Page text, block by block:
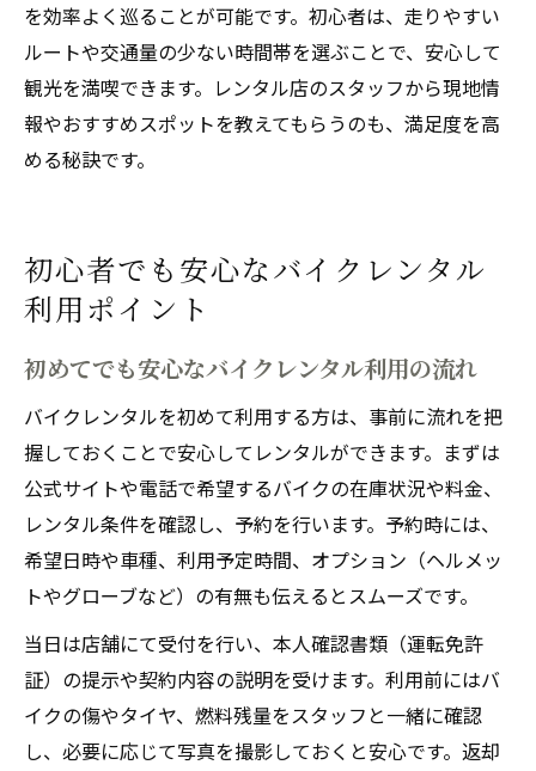
を効率よく巡ることが可能です。初心者は、走りやすい
ルートや交通量の少ない時間帯を選ぶことで、安心して
観光を満喫できます。レンタル店のスタッフから現地情
報やおすすめスポットを教えてもらうのも、満足度を高
める秘訣です。
初心者でも安心なバイクレンタル
利用ポイント
初めてでも安心なバイクレンタル利用の流れ
バイクレンタルを初めて利用する方は、事前に流れを把
握しておくことで安心してレンタルができます。まずは
公式サイトや電話で希望するバイクの在庫状況や料金、
レンタル条件を確認し、予約を行います。予約時には、
希望日時や車種、利用予定時間、オプション（ヘルメッ
トやグローブなど）の有無も伝えるとスムーズです。
当日は店舗にて受付を行い、本人確認書類（運転免許
証）の提示や契約内容の説明を受けます。利用前にはバ
イクの傷やタイヤ、燃料残量をスタッフと一緒に確認
し、必要に応じて写真を撮影しておくと安心です。返却